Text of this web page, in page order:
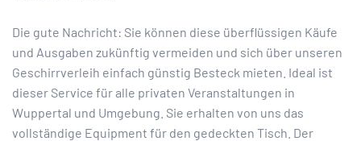
Die gute Nachricht: Sie können diese überflüssigen Käufe
und Ausgaben zukünftig vermeiden und sich über unseren
Geschirrverleih einfach günstig Besteck mieten. Ideal ist
dieser Service für alle privaten Veranstaltungen in
Wuppertal und Umgebung. Sie erhalten von uns das
vollständige Equipment für den gedeckten Tisch. Der